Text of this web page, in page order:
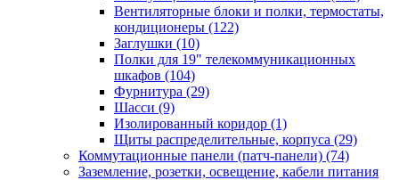
Вентиляторные блоки и полки, термостаты,
кондиционеры (122)
Заглушки (10)
Полки для 19" телекоммуникационных
шкафов (104)
Фурнитура (29)
Шасси (9)
Изолированный коридор (1)
Щиты распределительные, корпуса (29)
Коммутационные панели (патч-панели) (74)
Заземление, розетки, освещение, кабели питания